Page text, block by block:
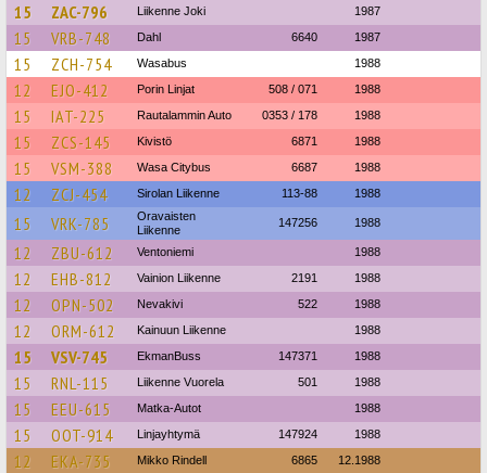
15 ZAC-796 Liikenne Joki 1987
15 VRB-748 Dahl 6640 1987
15 ZCH-754 Wasabus 1988
12 EJO-412 Porin Linjat 508 / 071 1988
15 IAT-225 Rautalammin Auto 0353 / 178 1988
15 ZCS-145 Kivistö 6871 1988
15 VSM-388 Wasa Citybus 6687 1988
12 ZCJ-454 Sirolan Liikenne 113-88 1988
15 VRK-785
Oravaisten
Liikenne
147256 1988
12 ZBU-612 Ventoniemi 1988
12 EHB-812 Vainion Liikenne 2191 1988
12 OPN-502 Nevakivi 522 1988
12 ORM-612 Kainuun Liikenne 1988
15 VSV-745 EkmanBuss 147371 1988
15 RNL-115 Liikenne Vuorela 501 1988
15 EEU-615 Matka-Autot 1988
15 OOT-914 Linjayhtymä 147924 1988
12 EKA-735 Mikko Rindell 6865 12.1988